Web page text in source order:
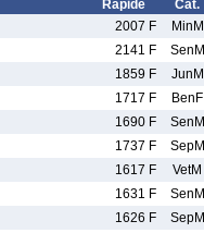
Rapide Cat.
2007 F MinM
2141 F SenM
1859 F JunM
1717 F BenF
1690 F SenM
1737 F SepM
1617 F VetM
1631 F SenM
1626 F SepM